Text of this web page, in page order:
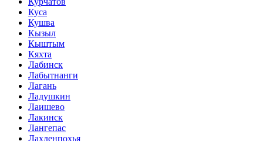
Куса
Кушва
Кызыл
Кыштым
Кяхта
Лабинск
Лабытнанги
Лагань
Ладушкин
Лаишево
Лакинск
Лангепас
Лахденпохья